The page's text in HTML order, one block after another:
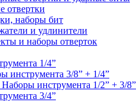
отвертки
наборы бит
и удлинители
и наборы отверток
1/4”
инструмента 3/8” + 1/4”
Наборы инструмента 1/2” + 3/
3/4”